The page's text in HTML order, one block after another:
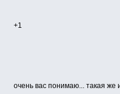
+1
очень вас понимаю... такая же